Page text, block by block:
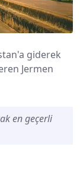
giderek
Jermen
en geçerli